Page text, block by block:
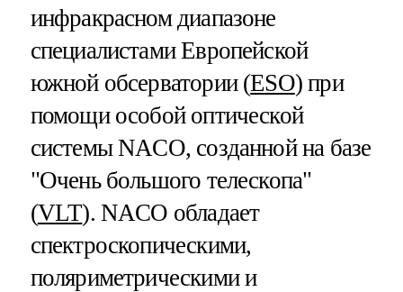
инфракрасном диапазоне
специалистами Европейской
южной обсерватории (ESO) при
помощи особой оптической
системы NACO, созданной на базе
"Очень большого телескопа"
(VLT). NACO обладает
спектроскопическими,
поляриметрическими и